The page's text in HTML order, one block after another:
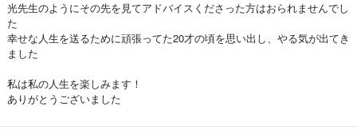
光先生のようにその先を見てアドバイスくださった方はおられませんでし
た
幸せな人生を送るために頑張ってた20才の頃を思い出し、やる気が出てき
ました
私は私の人生を楽しみます！
ありがとうございました